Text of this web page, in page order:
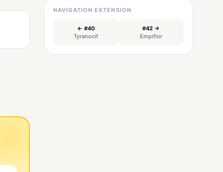
NAVIGATION EXTENSION
← #40
Tyranocif
#42 →
Empiflor